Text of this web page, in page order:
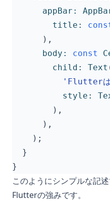
appBar:
title:
),
body:
const
child:
Text
'Flutterは
style:
),
),
);
}
}
このようにシンプルな記
Flutterの強みです。